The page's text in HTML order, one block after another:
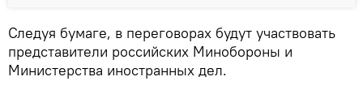
Следуя бумаге, в переговорах будут участвовать
представители российских Минобороны и
Министерства иностранных дел.